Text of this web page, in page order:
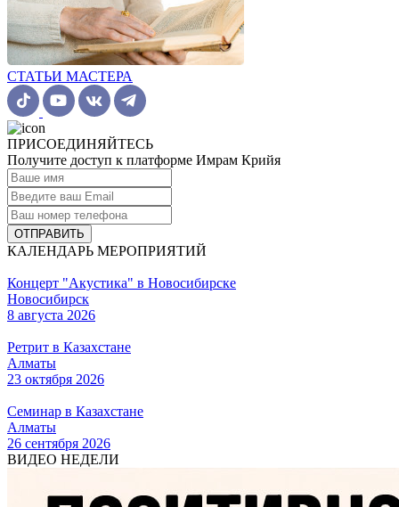
СТАТЬИ МАСТЕРА
ПРИСОЕДИНЯЙТЕСЬ
Получите доступ к платформе Имрам Крийя
ОТПРАВИТЬ
КАЛЕНДАРЬ МЕРОПРИЯТИЙ
Концерт "Акустика" в Новосибирске
Новосибирск
8 августа 2026
Ретрит в Казахстане
Алматы
23 октября 2026
Семинар в Казахстане
Алматы
26 сентября 2026
ВИДЕО НЕДЕЛИ